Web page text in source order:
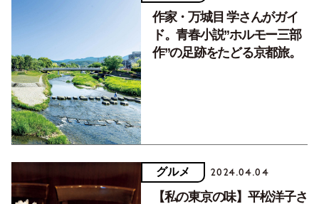
作家・万城目 学さんがガイ
ド。青春小説”ホルモー三部
作”の足跡をたどる京都旅。
グルメ 2024.04.04
【私の東京の味】平松洋子さ